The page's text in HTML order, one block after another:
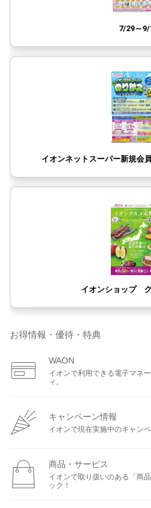
お得情報・優待・特典
WAON
イオンで利用できる電子マネ
ィ。
キャンペーン情報
イオンで現在実施中のキャン
商品・サービス
イオンで取り扱いのある「商
ック！